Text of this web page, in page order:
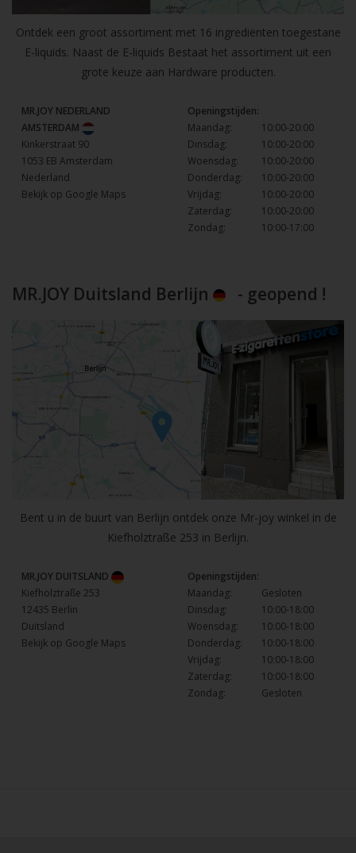
Ontdek een groot assortiment met 16 ingrediënten toegestane
E-liquids. Naast de E-liquids Bestaat het assortiment uit een
grote keuze aan Hardware producten.
MR.JOY NEDERLAND
AMSTERDAM
Kinkerstraat 90
1053 EB Amsterdam
Nederland
Bekijk op Google Maps
Openingstijden:
Maandag:
10:00-20:00
Dinsdag:
10:00-20:00
Woensdag:
10:00-20:00
Donderdag:
10:00-20:00
Vrijdag:
10:00-20:00
Zaterdag:
10:00-20:00
Zondag:
10:00-17:00
MR.JOY Duitsland Berlijn - geopend !
Bent u in de buurt van Berlijn ontdek onze Mr-joy winkel in de
Kiefholztraße 253 in Berlijn.
MR.JOY DUITSLAND
Kiefholztraße 253
12435 Berlin
Duitsland
Bekijk op Google Maps
Openingstijden:
Maandag:
Gesloten
Dinsdag:
10:00-18:00
Woensdag:
10:00-18:00
Donderdag:
10:00-18:00
Vrijdag:
10:00-18:00
Zaterdag:
10:00-18:00
Zondag:
Gesloten